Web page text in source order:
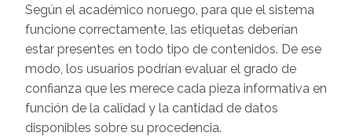
Según el académico noruego, para que el sistema
funcione correctamente, las etiquetas deberían
estar presentes en todo tipo de contenidos. De ese
modo, los usuarios podrían evaluar el grado de
confianza que les merece cada pieza informativa en
función de la calidad y la cantidad de datos
disponibles sobre su procedencia.